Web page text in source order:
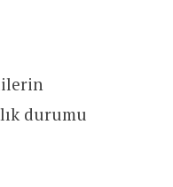
durumu